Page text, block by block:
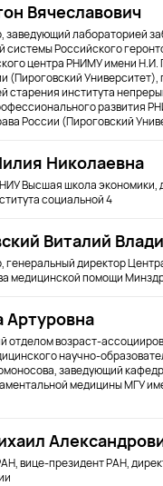
Вячеславович
заведующий лабораторией
Российского
центра РНИМУ имени Н.И.
(Пироговский
старения института
развития
России (Пироговский
Николаевна
Высшая школа экономики,
социальной 4
Виталий
генеральный директор
медицинской помощи
Артуровна
отделом возраст-
научно-
заведующий
медицины МГУ
вице-президент РАН,